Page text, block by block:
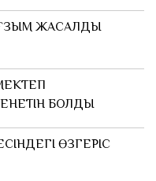
ЖАСАЛДЫ
БОЛДЫ
ӨЗГЕРІС